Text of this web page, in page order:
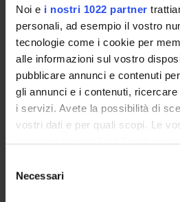
Noi e i nostri 1022 partner
personali, ad esempio il vostro
tecnologie come i cookie per
alle informazioni sul vostro
pubblicare annunci e contenuti
gli annunci e i contenuti,
i servizi. Avete la possibilità di
vostri dati e per quali scopi. Le
privacy sono applicabili solo su
modificare o revocare il proprio
momento dalla Dichiarazione sui
Necessari
A good knowledge of key
strongly recommended. On this
to follow the relevant bibliographic
Microeconomics course.
A basic knowldge of public
reference material for useful
Program
- Taxation: impact on investment
choice of the tax base.